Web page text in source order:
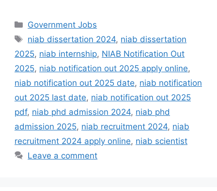
Categories
Government Jobs
Tags
niab dissertation 2024, niab dissertation
2025, niab internship, NIAB Notification Out
2025, niab notification out 2025 apply online,
niab notification out 2025 date, niab notification
out 2025 last date, niab notification out 2025
pdf, niab phd admission 2024, niab phd
admission 2025, niab recruitment 2024, niab
recruitment 2024 apply online, niab scientist
Leave a comment